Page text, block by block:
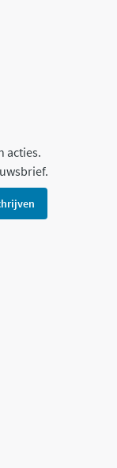
acties.